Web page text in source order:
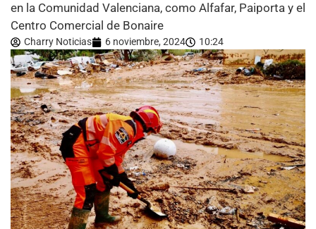
en la Comunidad Valenciana, como Alfafar, Paiporta y el
Centro Comercial de Bonaire
Charry Noticias 6 noviembre, 2024 10:24